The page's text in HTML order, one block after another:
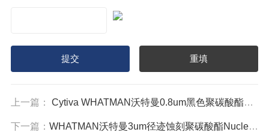
上一篇： Cytiva WHATMAN沃特曼0.8um黑色聚碳酸酯径迹蚀刻膜110659
下一篇： WHATMAN沃特曼3um径迹蚀刻聚碳酸酯Nuclepore过滤膜111112 10418312